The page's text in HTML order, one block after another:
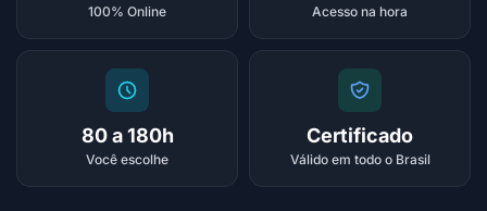
100% Online Acesso na hora
80 a 180h
Você escolhe
Certificado
Válido em todo o Brasil